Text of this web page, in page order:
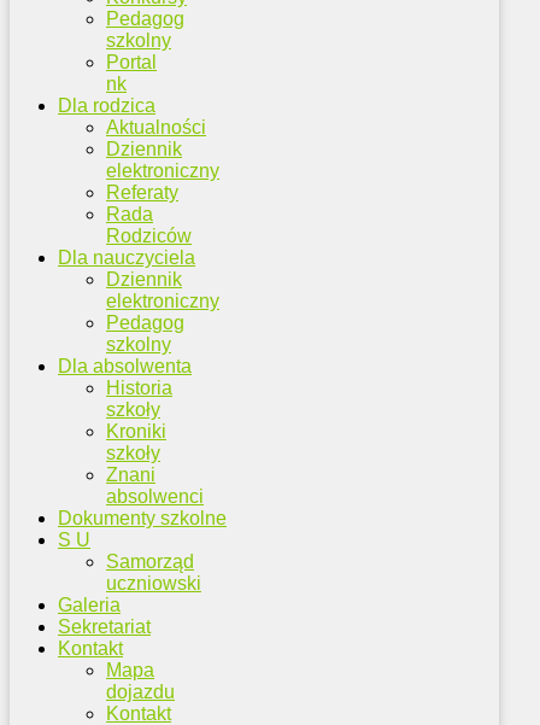
Pedagog
szkolny
Portal
nk
Dla rodzica
Aktualności
Dziennik
elektroniczny
Referaty
Rada
Rodziców
Dla nauczyciela
Dziennik
elektroniczny
Pedagog
szkolny
Dla absolwenta
Historia
szkoły
Kroniki
szkoły
Znani
absolwenci
Dokumenty szkolne
S U
Samorząd
uczniowski
Galeria
Sekretariat
Kontakt
Mapa
dojazdu
Kontakt